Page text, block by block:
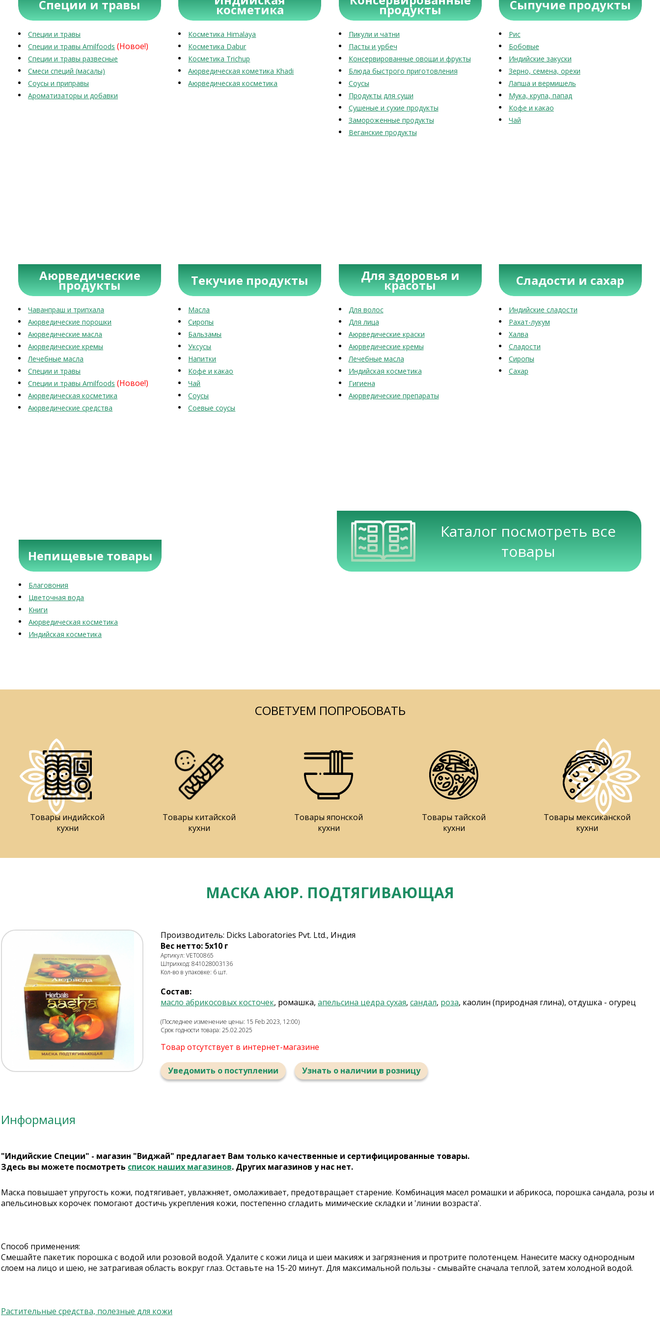
Специи и травы
Специи и травы
Специи и травы Amilfoods (Новое!)
Специи и травы развесные
Смеси специй (масалы)
Соусы и приправы
Ароматизаторы и добавки
косметика
Косметика Himalaya
Косметика Dabur
Косметика Trichup
Аюрведическая кометика Khadi
Аюрведическая косметика
продукты
Пикули и чатни
Пасты и урбеч
Консервированные овощи и фрукты
Блюда быстрого приготовления
Соусы
Продукты для суши
Сушеные и сухие продукты
Замороженные продукты
Веганские продукты
Сыпучие продукты
Рис
Бобовые
Индийские закуски
Зерно, семена, орехи
Лапша и вермишель
Мука, крупа, папад
Кофе и какао
Чай
Аюрведические
продукты
Чаванпраш и трипхала
Аюрведические порошки
Аюрведические масла
Аюрведические кремы
Лечебные масла
Специи и травы
Специи и травы Amilfoods (Новое!)
Аюрведическая косметика
Аюрведические средства
Текучие продукты
Масла
Сиропы
Бальзамы
Уксусы
Напитки
Кофе и какао
Чай
Соусы
Соевые соусы
Для здоровья и
красоты
Для волос
Для лица
Аюрведические краски
Аюрведические кремы
Лечебные масла
Индийская косметика
Гигиена
Аюрведические препараты
Сладости и сахар
Индийские сладости
Рахат-лукум
Халва
Сладости
Сиропы
Сахар
Непищевые товары
Благовония
Цветочная вода
Книги
Аюрведическая косметика
Индийская косметика
Каталог посмотреть все
товары
СОВЕТУЕМ ПОПРОБОВАТЬ
Товары индийской
кухни
Товары китайской
кухни
Товары японской
кухни
Товары тайской
кухни
Товары мексиканской
кухни
МАСКА АЮР. ПОДТЯГИВАЮЩАЯ
Производитель: Dicks Laboratories Pvt. Ltd., Индия
Вес нетто: 5х10 г
Артикул: VET00865
Штрихкод: 841028003136
Кол-во в упаковке: 6 шт.
Состав:
масло абрикосовых косточек, ромашка, апельсина цедра сухая, сандал, роза, каолин (природная глина), отдушка - огурец
(Последнее изменение цены: 15 Feb 2023, 12:00)
Срок годности товара: 25.02.2025
Товар отсутствует в интернет-магазине
Уведомить о поступлении Узнать о наличии в розницу
Информация
"Индийские Специи" - магазин "Виджай" предлагает Вам только качественные и сертифицированные товары.
Здесь вы можете посмотреть список наших магазинов. Других магазинов у нас нет.
Маска повышает упругость кожи, подтягивает, увлажняет, омолаживает, предотвращает старение. Комбинация масел ромашки и абрикоса, порошка сандала, розы и
апельсиновых корочек помогают достичь укрепления кожи, постепенно сгладить мимические складки и 'линии возраста'.
Cпособ применения:
Смешайте пакетик порошка с водой или розовой водой. Удалите с кожи лица и шеи макияж и загрязнения и протрите полотенцем. Нанесите маску однородным
слоем на лицо и шею, не затрагивая область вокруг глаз. Оставьте на 15-20 минут. Для максимальной пользы - смывайте сначала теплой, затем холодной водой.
Растительные средства, полезные для кожи